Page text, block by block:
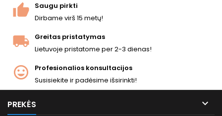
Saugu pirkti
Dirbame virš 15 metų!
Greitas pristatymas
Lietuvoje pristatome per 2-3 dienas!
Profesionalios konsultacijos
Susisiekite ir padėsime išsirinkti!
PREKĖS 